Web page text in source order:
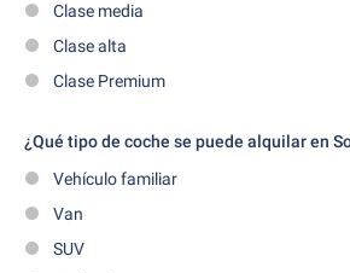
Clase media
Clase alta
Clase Premium
¿Qué tipo de coche se puede alquilar en
Vehículo familiar
Van
SUV